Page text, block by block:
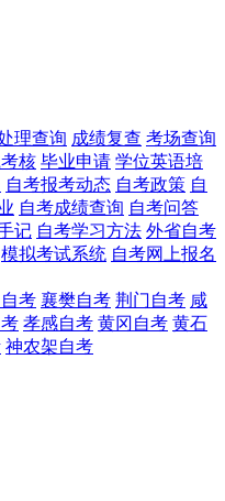
理查询 成绩复查 考场查询
核 毕业申请 学位英语培
自考报考动态 自考政策 自
自考成绩查询 自考问答
记 自考学习方法 外省自考
模拟考试系统 自考网上报名
考 襄樊自考 荆门自考 咸
孝感自考 黄冈自考 黄石
神农架自考